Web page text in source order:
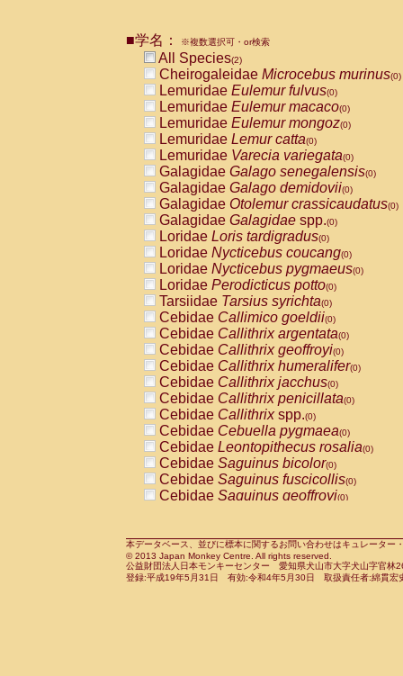
CebidaeCebus nigrivittatus
CebidaeCebus
CebidaeSaimiri boliviensis(0)
CebidaeSaimiri sciureus(0)
AtelidaeAlouatta caraya(0)
AtelidaeAlouatta fusca(0)
AtelidaeAlouatta seniculus
AtelidaeAlouattaspp.(0)
AtelidaeAteles belzebuth(0)
AtelidaeAteles geoffroyi(0)
AtelidaeAteles paniscus(0)
AtelidaeAtelesspp.(0)
Atelidae Lagothrix lagothricha
AtelidaeLagothrix lagothricha cana
PitheciidaeCacajao calvus
PitheciidaeCallicebus cupreus
PitheciidaeCallicebus donacophilus
PitheciidaeCallicebus moloch
PitheciidaeCallicebus torquatus
PitheciidaeCallicebusspp.(0)
PitheciidaeChiropotes satanas(0)
PitheciidaePithecia monachus
PitheciidaePithecia pithecia(0)
CercopithecidaeCercocebus agilis
CercopithecidaeCercocebus
CercopithecidaeCercocebus
CercopithecidaeCercocebus
CercopithecidaeCercocebus
CercopithecidaeCercocebushybrid
CercopithecidaePapio anubis(0)
CercopithecidaePapio cynocephalus
CercopithecidaePapio hamadryas(0)
■学名： ※複数選択可・or検索
All Species(2)
Cheirogaleidae Microcebus murinus(0)
Lemuridae Eulemur fulvus(0)
Lemuridae Eulemur macaco(0)
Lemuridae Eulemur mongoz(0)
Lemuridae Lemur catta(0)
Lemuridae Varecia variegata(0)
Galagidae Galago senegalensis(0)
Galagidae Galago demidovii(0)
Galagidae Otolemur crassicaudatus(0)
Galagidae Galagidae spp.(0)
Loridae Loris tardigradus(0)
Loridae Nycticebus coucang(0)
Loridae Nycticebus pygmaeus(0)
Loridae Perodicticus potto(0)
Tarsiidae Tarsius syrichta(0)
Cebidae Callimico goeldii(0)
Cebidae Callithrix argentata(0)
Cebidae Callithrix geoffroyi(0)
Cebidae Callithrix humeralifer(0)
Cebidae Callithrix jacchus(0)
Cebidae Callithrix penicillata(0)
Cebidae Callithrixspp.(0)
Cebidae Cebuella pygmaea(0)
Cebidae Leontopithecus rosalia(0)
Cebidae Saguinus bicolor(0)
Cebidae Saguinus fuscicollis(0)
Cebidae Saguinus geoffroyi(0)
CebidaeSaguinus leucopus(0)
CebidaeSaguinus midas(0)
Cebidae Saguinus mystax(0)
本データベース、並びに標本に関するお問い合わせはキュレータ
© 2013 Japan Monkey Centre. All rights reserved.
公益財団法人日本モンキーセンター 愛知県犬山市大字犬山字官
登録:平成19年5月31日 有効:令和4年5月30日 取扱責任者:綿貫宏